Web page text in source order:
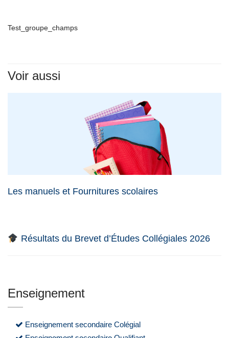
Test_groupe_champs
Voir aussi
Les manuels et Fournitures scolaires
Résultats du Brevet d’Études Collégiales 2026
Enseignement
Enseignement secondaire Colégial